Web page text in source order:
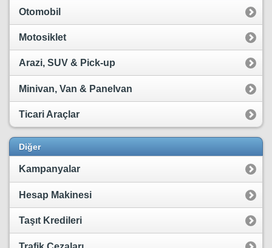
Otomobil
Motosiklet
Arazi, SUV & Pick-up
Minivan, Van & Panelvan
Ticari Araçlar
Diğer
Kampanyalar
Hesap Makinesi
Taşıt Kredileri